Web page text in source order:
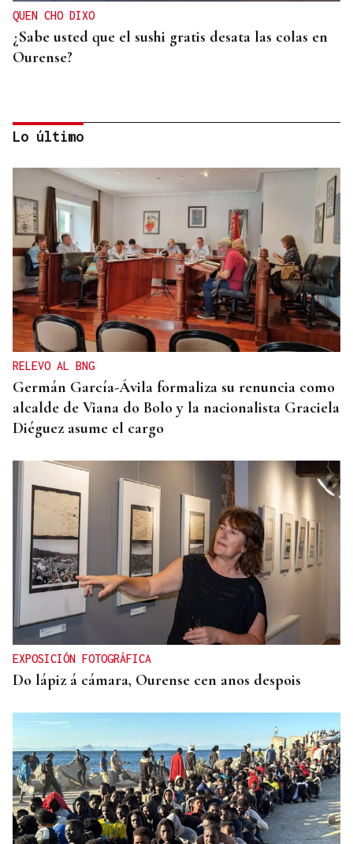
QUEN CHO DIXO
¿Sabe usted que el sushi gratis desata las colas en
Ourense?
OFERTA DIVERSIFICADA
Las academias de Ourense se reinventan tras el fin
de los exámenes de septiembre
Lo último
RELEVO AL BNG
Germán García-Ávila formaliza su renuncia como
alcalde de Viana do Bolo y la nacionalista Graciela
Diéguez asume el cargo
EXPOSICIÓN FOTOGRÁFICA
Do lápiz á cámara, Ourense cen anos despois